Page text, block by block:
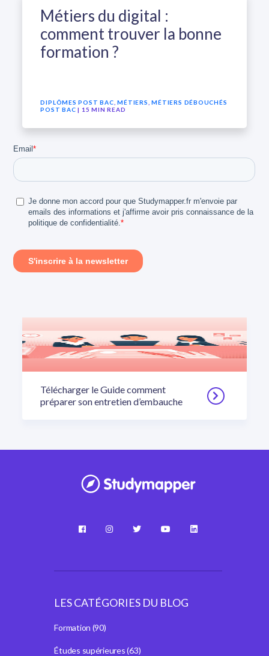
Métiers du digital :
comment trouver la bonne
formation ?
DIPLÔMES POST BAC ,MÉTIERS ,MÉTIERS DÉBOUCHÉS
POST BAC | 15 MIN READ
Télécharger le Guide comment
préparer son entretien d’embauche
LES CATÉGORIES DU BLOG
Formation (90)
Études supérieures(63)